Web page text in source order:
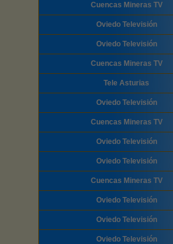
Cuencas Mineras TV
Oviedo Televisión
Oviedo Televisión
Cuencas Mineras TV
Tele Asturias
Oviedo Televisión
Cuencas Mineras TV
Oviedo Televisión
Oviedo Televisión
Cuencas Mineras TV
Oviedo Televisión
Oviedo Televisión
Oviedo Televisión